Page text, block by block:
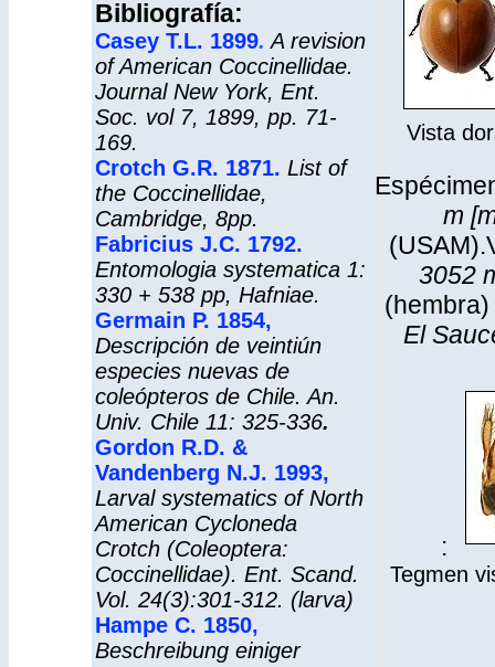
Bibliografía:
Casey T.L. 1899. A revision
of American Coccinellidae.
Journal New York, Ent.
Soc. vol 7, 1899, pp. 71-
169.
Crotch G.R. 1871. List of
the Coccinellidae,
Cambridge, 8pp.
Fabricius J.C. 1792.
Entomologia systematica 1:
330 + 538 pp, Hafniae.
Germain P. 1854,
Descripción de veintiún
especies nuevas de
coleópteros de Chile. An.
Univ. Chile 11: 325-336.
Gordon R.D. &
Vandenberg N.J. 1993,
Larval systematics of North
American Cycloneda
Crotch (Coleoptera:
Coccinellidae). Ent. Scand.
Vol. 24(3):301-312. (larva)
Hampe C. 1850,
Beschreibung einiger
Vista
m
3052
El
:
Tegmen